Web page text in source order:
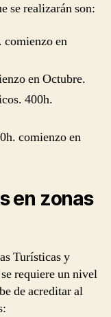
se realizarán son:
comienzo en
en Octubre.
400h.
comienzo en
en zonas
Turísticas y
requiere un nivel
de acreditar al